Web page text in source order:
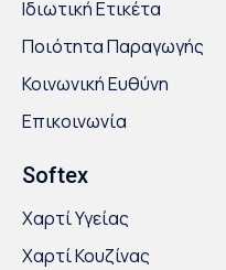
Ιδιωτική Ετικέτα
Ποιότητα Παραγωγής
Κοινωνική Ευθύνη
Επικοινωνία
Softex
Χαρτί Υγείας
Χαρτί Κουζίνας